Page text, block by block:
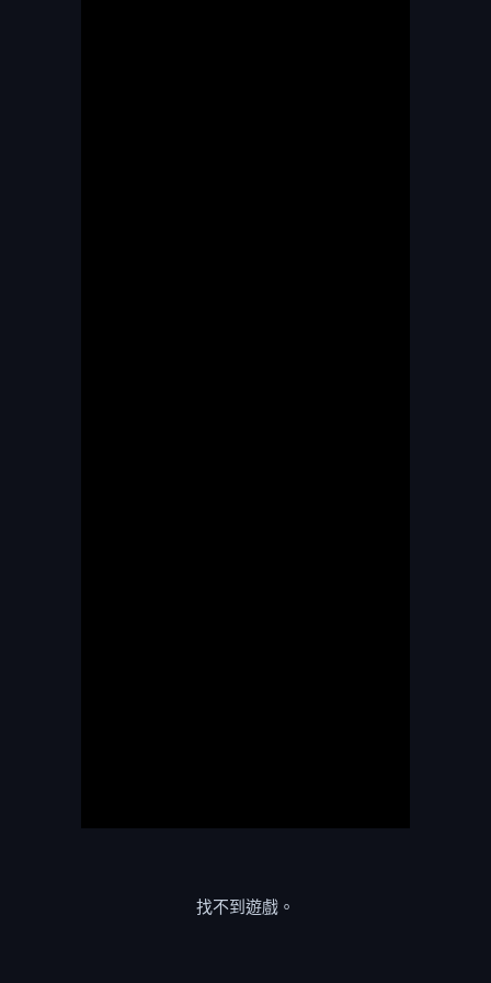
找不到遊戲。